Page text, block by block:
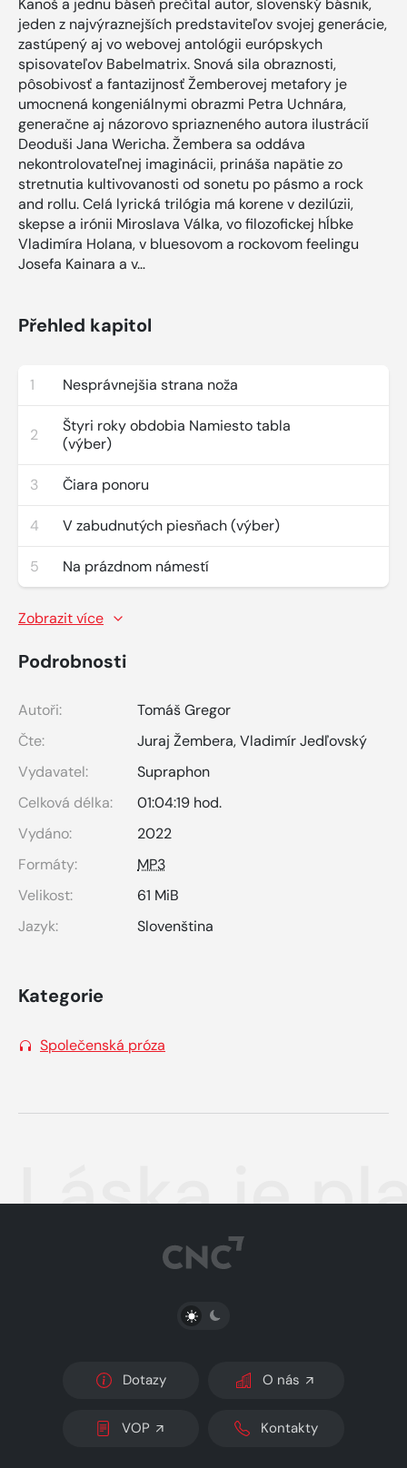
Kanoš a jednu báseň prečítal autor, slovenský básnik,
jeden z najvýraznejších predstaviteľov svojej generácie,
zastúpený aj vo webovej antológii európskych
spisovateľov Babelmatrix. Snová sila obraznosti,
pôsobivosť a fantazijnosť Žemberovej metafory je
umocnená kongeniálnymi obrazmi Petra Uchnára,
generačne aj názorovo spriazneného autora ilustrácií
Deoduši Jana Wericha. Žembera sa oddáva
nekontrolovateľnej imaginácii, prináša napätie zo
stretnutia kultivovanosti od sonetu po pásmo a rock
and rollu. Celá lyrická trilógia má korene v dezilúzii,
skepse a irónii Miroslava Válka, vo filozofickej hĺbke
Vladimíra Holana, v bluesovom a rockovom feelingu
Josefa Kainara a v…
Přehled kapitol
1 Nesprávnejšia strana noža
2
Štyri roky obdobia Namiesto tabla
(výber)
3 Čiara ponoru
4 V zabudnutých piesňach (výber)
5 Na prázdnom námestí
Zobrazit více
Podrobnosti
Autoři:
Tomáš Gregor
Čte:
Juraj Žembera,Vladimír Jedľovský
Vydavatel:
Supraphon
Celková délka:
01:04:19 hod.
Vydáno:
2022
Formáty:
MP3
Velikost:
61 MiB
Jazyk:
Slovenština
Kategorie
Společenská próza
Láska je
PŘEPNOUT SVĚTLÝ/TMAVÝ REŽIM
Dotazy O nás
VOP Kontakty